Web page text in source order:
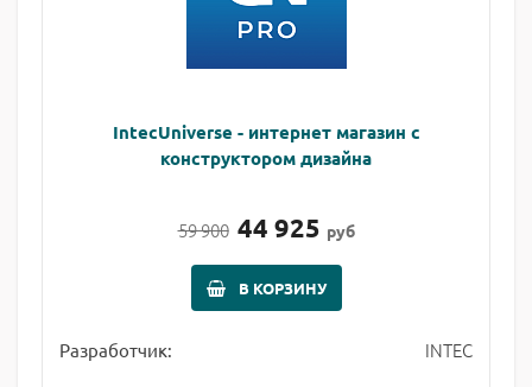
IntecUniverse - интернет магазин с
конструктором дизайна
59 900 44 925 руб
В КОРЗИНУ
Разработчик: INTEC